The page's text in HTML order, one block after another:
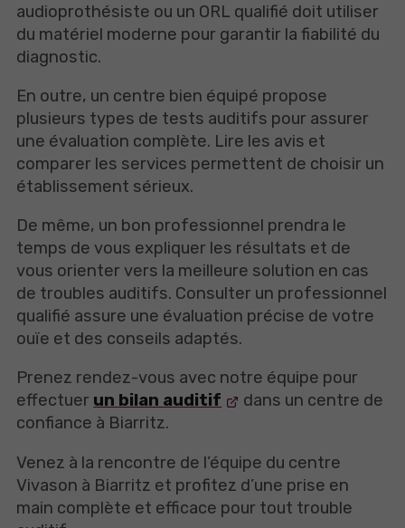
audioprothésiste ou un ORL qualifié doit utiliser
du matériel moderne pour garantir la fiabilité du
diagnostic.
En outre, un centre bien équipé propose
plusieurs types de tests auditifs pour assurer
une évaluation complète. Lire les avis et
comparer les services permettent de choisir un
établissement sérieux.
De même, un bon professionnel prendra le
temps de vous expliquer les résultats et de
vous orienter vers la meilleure solution en cas
de troubles auditifs. Consulter un professionnel
qualifié assure une évaluation précise de votre
ouïe et des conseils adaptés.
Prenez rendez-vous avec notre équipe pour
effectuer un bilan auditif
dans un centre de
confiance à Biarritz.
Venez à la rencontre de l’équipe du centre
Vivason à Biarritz et profitez d’une prise en
main complète et efficace pour tout trouble